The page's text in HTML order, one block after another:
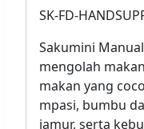
SK-FD-
Sakumini
mengolah
makan yang
mpasi, bumbu
jamur, serta